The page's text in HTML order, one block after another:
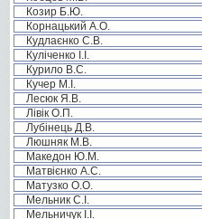
Козир Б.Ю.
Корнацький А.О.
Кудлаєнко С.В.
Куліченко І.І.
Курило В.С.
Кучер М.І.
Лесюк Я.В.
Лівік О.П.
Лубінець Д.В.
Люшняк М.В.
Македон Ю.М.
Матвієнко А.С.
Матузко О.О.
Мельник С.І.
Мельничук І.І.